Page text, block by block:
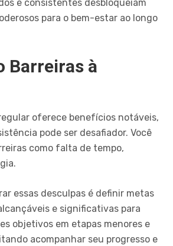
e consistentes desbloqueiam
para o bem-estar ao longo
Barreiras à
oferece benefícios notáveis,
pode ser desafiador. Você
como falta de tempo,
essas desculpas é definir metas
e significativas para
objetivos em etapas menores e
acompanhar seu progresso e